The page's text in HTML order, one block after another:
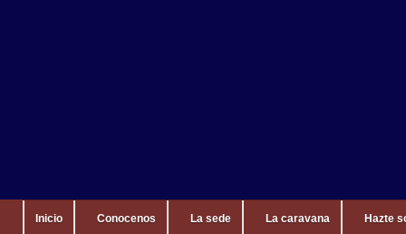
Inicio Conocenos La sede La caravana Hazte